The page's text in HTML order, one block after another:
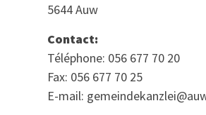
5644 Auw
Contact:
Téléphone: 056 677 70 20
Fax: 056 677 70 25
E-mail: